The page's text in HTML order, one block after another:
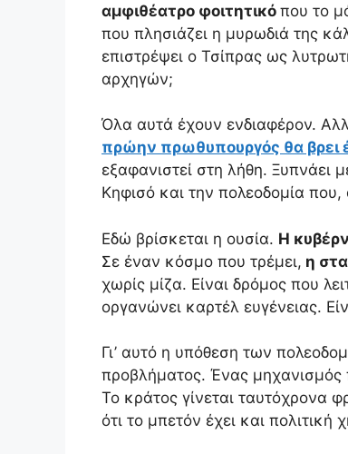
αμφιθέατρο φοιτητικό που το
που πλησιάζει η μυρωδιά της
επιστρέψει ο Τσίπρας ως
αρχηγών;
Όλα αυτά έχουν ενδιαφέρον.
πρώην πρωθυπουργός θα βρει
εξαφανιστεί στη λήθη. Ξυπνάει
Κηφισό και την πολεοδομία που,
Εδώ βρίσκεται η ουσία. Η
Σε έναν κόσμο που τρέμει, η
χωρίς μίζα. Είναι δρόμος που
οργανώνει καρτέλ ευγένειας.
Γι’ αυτό η υπόθεση των
προβλήματος. Ένας μηχανισμός
Το κράτος γίνεται ταυτόχρονα
ότι το μπετόν έχει και πολιτική